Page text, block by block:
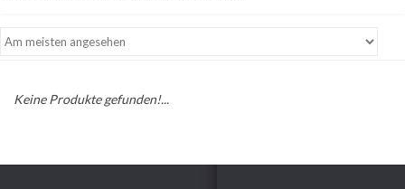
Keine Produkte gefunden!...